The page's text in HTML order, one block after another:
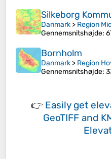
Silkeborg
Danmark > Region
Gennemsnitshøjde:
Bornholm
Danmark > Region
Gennemsnitshøjde:
👉 Easily get
GeoTIFF and